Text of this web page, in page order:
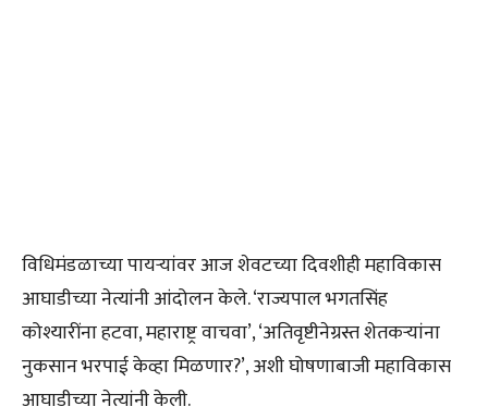
विधिमंडळाच्या पायऱ्यांवर आज शेवटच्या दिवशीही महाविकास
आघाडीच्या नेत्यांनी आंदोलन केले. ‘राज्यपाल भगतसिंह
कोश्यारींना हटवा, महाराष्ट्र वाचवा’, ‘अतिवृष्टीनेग्रस्त शेतकऱ्यांना
नुकसान भरपाई केव्हा मिळणार?’, अशी घोषणाबाजी महाविकास
आघाडीच्या नेत्यांनी केली.